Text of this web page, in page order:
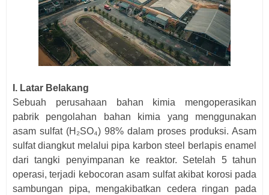
I. Latar Belakang
Sebuah perusahaan bahan kimia mengoperasikan
pabrik pengolahan bahan kimia yang menggunakan
asam sulfat (H₂SO₄) 98% dalam proses produksi. Asam
sulfat diangkut melalui pipa karbon steel berlapis enamel
dari tangki penyimpanan ke reaktor. Setelah 5 tahun
operasi, terjadi kebocoran asam sulfat akibat korosi pada
sambungan pipa, mengakibatkan cedera ringan pada